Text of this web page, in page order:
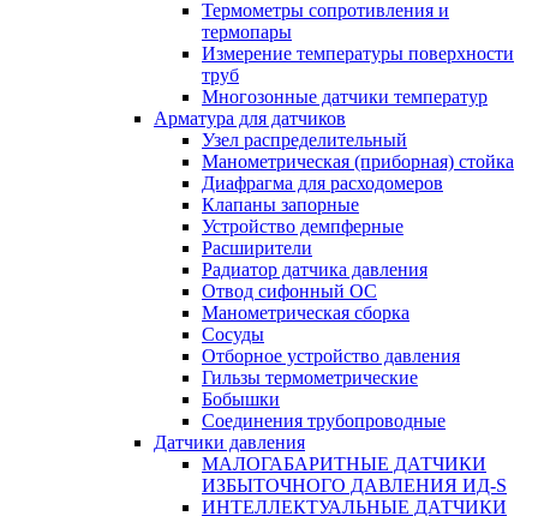
Термометры сопротивления и
термопары
Измерение температуры поверхности
труб
Многозонные датчики температур
Арматура для датчиков
Узел распределительный
Манометрическая (приборная) стойка
Диафрагма для расходомеров
Клапаны запорные
Устройство демпферные
Расширители
Радиатор датчика давления
Отвод сифонный ОС
Манометрическая сборка
Сосуды
Отборное устройство давления
Гильзы термометрические
Бобышки
Соединения трубопроводные
Датчики давления
МАЛОГАБАРИТНЫЕ ДАТЧИКИ
ИЗБЫТОЧНОГО ДАВЛЕНИЯ ИД-S
ИНТЕЛЛЕКТУАЛЬНЫЕ ДАТЧИКИ